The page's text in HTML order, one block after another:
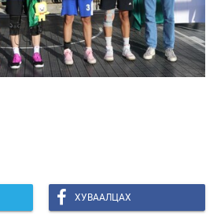
ХУВААЛЦАХ